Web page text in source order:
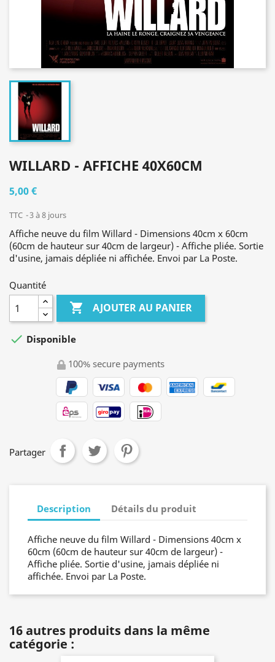
WILLARD - AFFICHE 40X60CM
5,00 €
TTC 3 à 8 jours
Affiche neuve du film Willard - Dimensions 40cm x 60cm
(60cm de hauteur sur 40cm de largeur) - Affiche pliée. Sortie
d'usine, jamais dépliée ni affichée. Envoi par La Poste.
Quantité
 AJOUTER AU PANIER
 Disponible
100% secure payments
Partager
Description Détails du produit
Affiche neuve du film Willard - Dimensions 40cm x
60cm (60cm de hauteur sur 40cm de largeur) -
Affiche pliée. Sortie d'usine, jamais dépliée ni
affichée. Envoi par La Poste.
16 autres produits dans la même
catégorie :